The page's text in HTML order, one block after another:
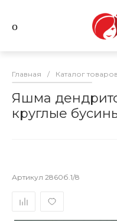
Главная / Каталог товаров
Яшма
круглые
Артикул 2860б.1/8